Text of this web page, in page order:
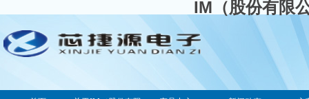
IM（股份有限